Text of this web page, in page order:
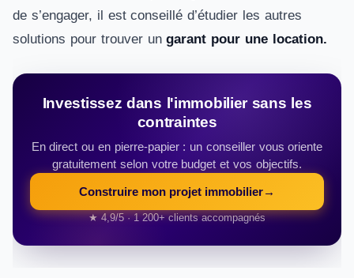
de s’engager, il est conseillé d’étudier les autres
solutions pour trouver ungarant pour une location.
Investissez dans l'immobilier sans les
contraintes
En direct ou en pierre-papier : un conseiller vous oriente
gratuitement selon votre budget et vos objectifs.
Construire mon projet immobilier→
★ 4,9/5 · 1 200+ clients accompagnés